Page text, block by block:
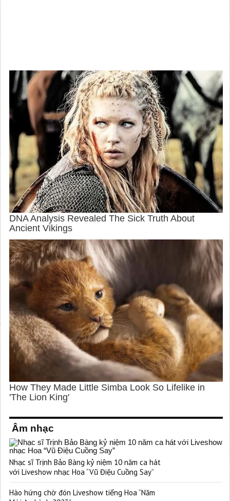
Âm nhạc
Nhạc sĩ Trịnh Bảo Bàng kỷ niệm 10 năm ca hát
với Liveshow nhạc Hoa “Vũ Điệu Cuồng Say”
Hào hứng chờ đón Liveshow tiếng Hoa “Năm